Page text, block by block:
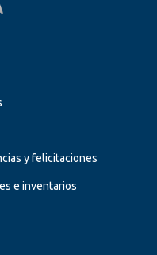
y felicitaciones
e inventarios